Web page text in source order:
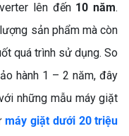
lên đến 10 năm.
sản phẩm mà còn
quá trình sử dụng. So
hành 1 – 2 năm, đây
những mẫu máy giặt
máy giặt dưới 20 triệu